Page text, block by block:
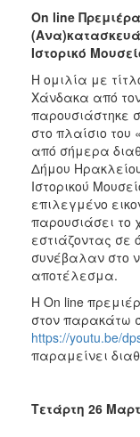
On line
Ιστορικό
Η ομιλία με
Χάνδακα από
παρουσιάστηκε
στο πλαίσιο
από σήμερα
Δήμου
Ιστορικού
επιλεγμένο
παρουσιάσει το
εστιάζοντας σε
συνέβαλαν στο
αποτέλεσμα.
Η On line
στον παρακάτω
https://youtu.be/
παραμείνει
Τετάρτη 26